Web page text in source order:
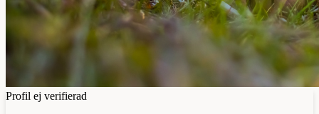
Profil ej verifierad